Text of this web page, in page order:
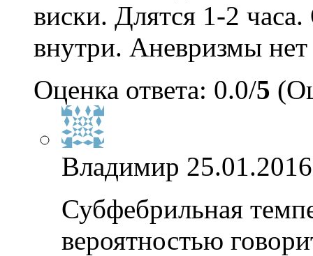
виски. Длятся 1-2
внутри. Аневризмы
Оценка ответа: 0.0/5
Владимир
Субфебрильная
вероятностью